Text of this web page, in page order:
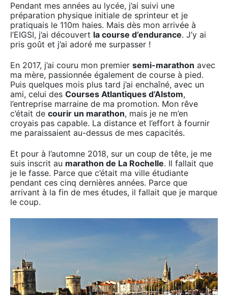
Pendant mes années au lycée, j’ai suivi une
préparation physique initiale de sprinteur et je
pratiquais le 110m haies. Mais dès mon arrivée à
l’EIGSI, j’ai découvert la course d’endurance. J’y ai
pris goût et j’ai adoré me surpasser !
En 2017, j’ai couru mon premier semi-marathon avec
ma mère, passionnée également de course à pied.
Puis quelques mois plus tard j’ai enchaîné, avec un
ami, celui des Courses Atlantiques d’Alstom,
l’entreprise marraine de ma promotion. Mon rêve
c’était de courir un marathon, mais je ne m’en
croyais pas capable. La distance et l’effort à fournir
me paraissaient au-dessus de mes capacités.
Et pour à l’automne 2018, sur un coup de tête, je me
suis inscrit au marathon de La Rochelle. Il fallait que
je le fasse. Parce que c’était ma ville étudiante
pendant ces cinq dernières années. Parce que
arrivant à la fin de mes études, il fallait que je marque
le coup.